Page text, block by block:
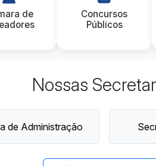
de
Concursos
Públicos
Nossas
de Administração